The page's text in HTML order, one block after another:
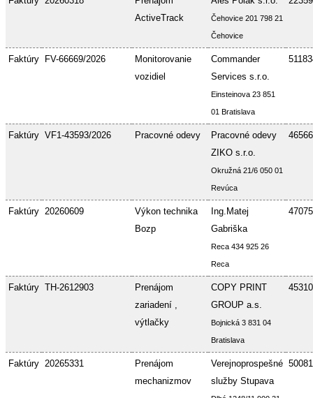
ActiveTrack
Čehovice 201 798 21
Čehovice
Faktúry FV-66669/2026
Monitorovanie
vozidiel
Commander
Services s.r.o.
Einsteinova 23 851
01 Bratislava
Faktúry VF1-43593/2026 Pracovné odevy
Pracovné odevy
ZIKO s.r.o.
Okružná 21/6 050 01
Revúca
Faktúry 20260609
Výkon technika
Bozp
Ing.Matej
Gabriška
Reca 434 925 26
Reca
Faktúry TH-2612903
Prenájom
zariadení ,
výtlačky
COPY PRINT
GROUP a.s.
Bojnická 3 831 04
Bratislava
Faktúry 20265331
Prenájom
mechanizmov
Verejnoprospešné
služby Stupava